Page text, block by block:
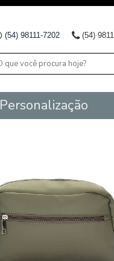
(54) 98111-7202 (54)
Personalização